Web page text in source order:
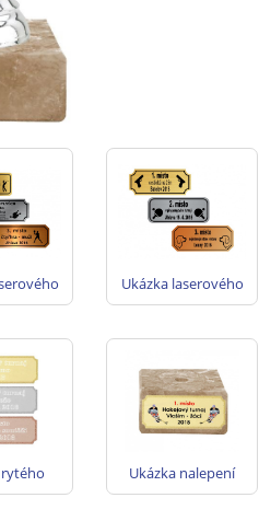
na
bronz
Ukázka laserového
plastového štítku
stříbro, bronz
na
Ukázka nalepení
štítku na pohár,